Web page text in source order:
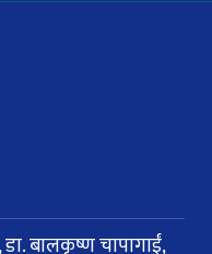
डा. बालकृष्ण चापागाईं,